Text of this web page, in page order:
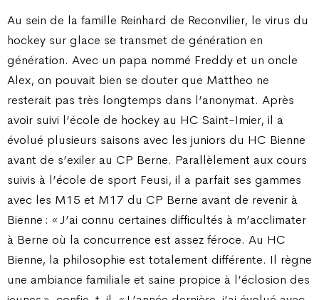
Au sein de la famille Reinhard de Reconvilier, le virus du
hockey sur glace se transmet de génération en
génération. Avec un papa nommé Freddy et un oncle
Alex, on pouvait bien se douter que Mattheo ne
resterait pas très longtemps dans l’anonymat. Après
avoir suivi l’école de hockey au HC Saint-Imier, il a
évolué plusieurs saisons avec les juniors du HC Bienne
avant de s’exiler au CP Berne. Parallèlement aux cours
suivis à l’école de sport Feusi, il a parfait ses gammes
avec les M15 et M17 du CP Berne avant de revenir à
Bienne : « J’ai connu certaines difficultés à m’acclimater
à Berne où la concurrence est assez féroce. Au HC
Bienne, la philosophie est totalement différente. Il règne
une ambiance familiale et saine propice à l’éclosion des